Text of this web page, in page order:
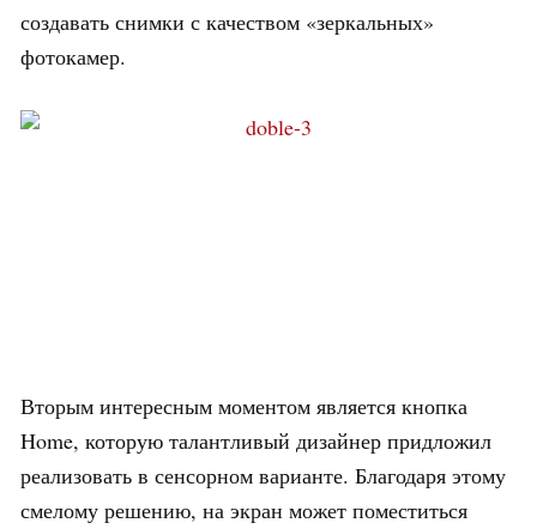
создавать снимки с качеством «зеркальных»
фотокамер.
Вторым интересным моментом является кнопка
Home, которую талантливый дизайнер придложил
реализовать в сенсорном варианте. Благодаря этому
смелому решению, на экран может поместиться